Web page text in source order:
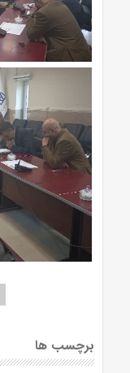
برچسب ها